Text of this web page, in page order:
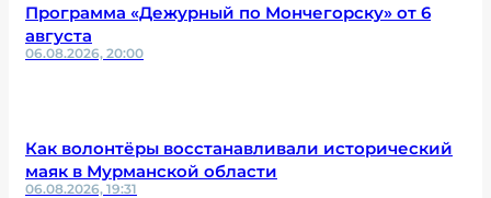
Программа «Дежурный по Мончегорску» от 6
августа
06.08.2026, 20:00
Как волонтёры восстанавливали исторический
маяк в Мурманской области
06.08.2026, 19:31